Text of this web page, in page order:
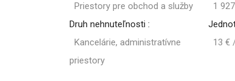
Priestory pre obchod a služby
Druh nehnuteľnosti :
Kancelárie, administratívne
priestory
1
13 €